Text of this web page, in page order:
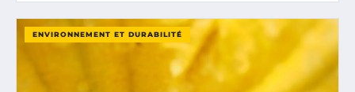
ENVIRONNEMENT ET DURABILITÉ